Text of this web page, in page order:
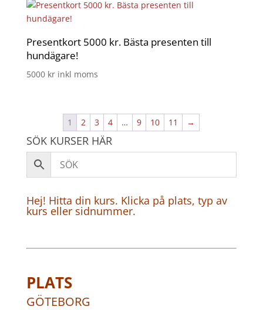
Presentkort 5000 kr. Bästa presenten till
hundägare!
5000 kr inkl moms
1 2 3 4 … 9 10 11 →
SÖK KURSER HÄR
Hej! Hitta din kurs. Klicka på plats, typ av
kurs eller sidnummer.
PLATS
GÖTEBORG